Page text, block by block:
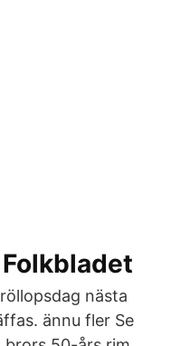
nästa
ännu fler Se